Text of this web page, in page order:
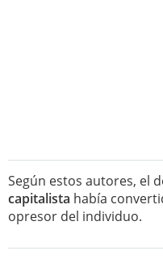
Según estos autores, el
capitalista había
opresor del individuo.